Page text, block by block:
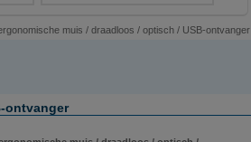
muis / draadloos / optisch / USB-ontvanger
ontvanger